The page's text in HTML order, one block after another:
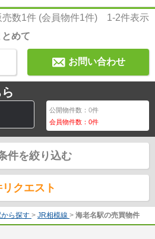
数1件 (会員物件1件) 1-2件表示
めて
お問い合わせ
公開物件数：0件
会員物件数：0件
件を絞り込む
クエスト
ら探す > JR相模線 > 海老名駅の売買物件